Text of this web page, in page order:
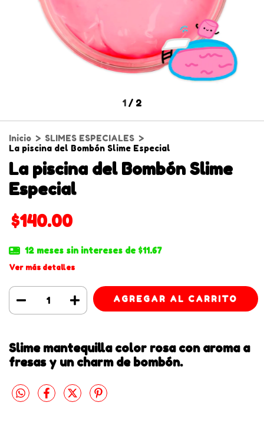
1 / 2
Inicio > SLIMES ESPECIALES >
La piscina del Bombón Slime Especial
La piscina del Bombón Slime
Especial
$140.00
12 meses sin intereses de $11.67
Ver más detalles
Slime mantequilla color rosa con aroma a
fresas y un charm de bombón.